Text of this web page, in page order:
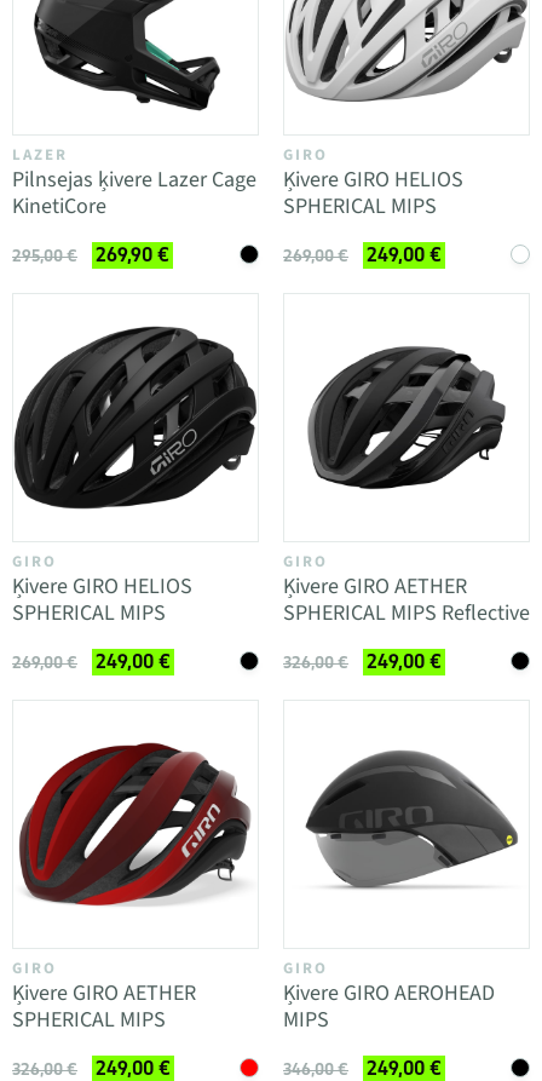
LAZER
Pilnsejas ķivere Lazer Cage
KinetiCore
295,00 € 269,90 €
GIRO
Ķivere GIRO HELIOS
SPHERICAL MIPS
269,00 € 249,00 €
GIRO
Ķivere GIRO HELIOS
SPHERICAL MIPS
269,00 € 249,00 €
GIRO
Ķivere GIRO AETHER
SPHERICAL MIPS Reflective
326,00 € 249,00 €
GIRO
Ķivere GIRO AETHER
SPHERICAL MIPS
326,00 € 249,00 €
GIRO
Ķivere GIRO AEROHEAD
MIPS
346,00 € 249,00 €